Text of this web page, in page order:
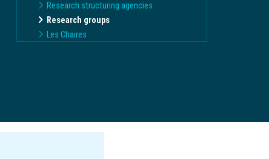
Research structuring agencies
Research groups
Les Chaires